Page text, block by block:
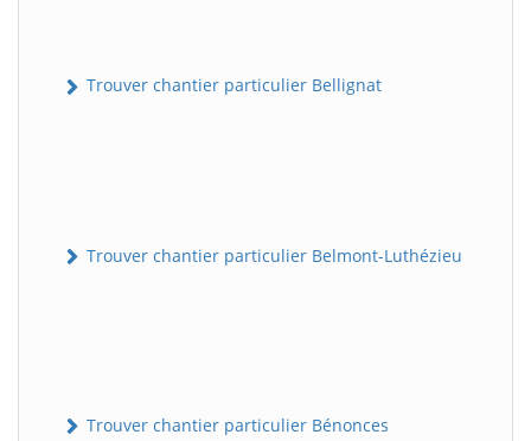
Trouver chantier particulier Bellignat
Trouver chantier particulier Belmont-Luthézieu
Trouver chantier particulier Bénonces